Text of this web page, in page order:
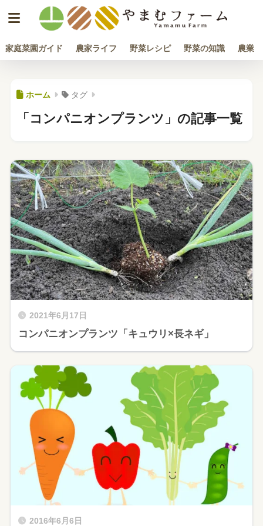
家庭菜園ガイド 農家ライフ 野菜レシピ 野菜の知識 農業
ホーム タグ
「コンパニオンプランツ」の記事一覧
2021年6月17日
コンパニオンプランツ「キュウリ×長ネギ」
2016年6月6日